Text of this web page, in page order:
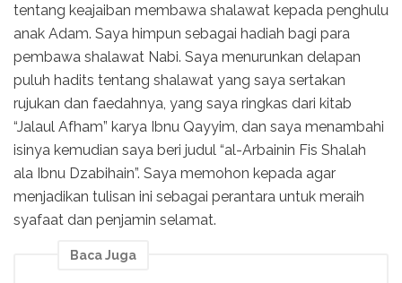
tentang keajaiban membawa shalawat kepada penghulu
anak Adam. Saya himpun sebagai hadiah bagi para
pembawa shalawat Nabi. Saya menurunkan delapan
puluh hadits tentang shalawat yang saya sertakan
rujukan dan faedahnya, yang saya ringkas dari kitab
“Jalaul Afham” karya Ibnu Qayyim, dan saya menambahi
isinya kemudian saya beri judul “al-Arbainin Fis Shalah
ala Ibnu Dzabihain”. Saya memohon kepada agar
menjadikan tulisan ini sebagai perantara untuk meraih
syafaat dan penjamin selamat.
Baca Juga